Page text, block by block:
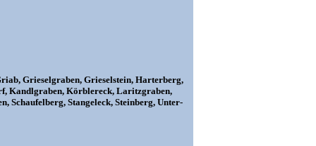
Grieselgraben, Grieselstein, Harterberg,
Kandlgraben, Körblereck, Laritzgraben,
Schaufelberg, Stangeleck, Steinberg, Unter-